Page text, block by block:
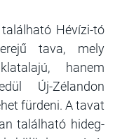
Hévízi-tó
tava, mely
hanem
Új-Zélandon
fürdeni. A tavat
található hideg-